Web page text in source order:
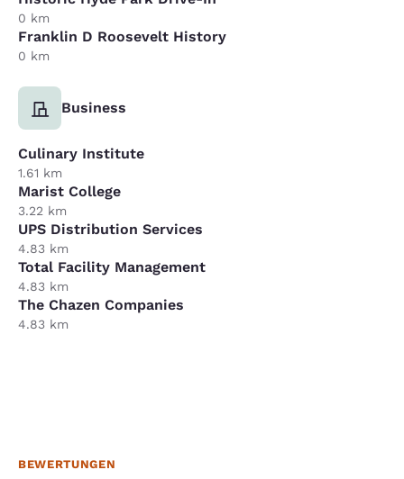
0 km
Franklin D Roosevelt History
0 km
Business
Culinary Institute
1.61 km
Marist College
3.22 km
UPS Distribution Services
4.83 km
Total Facility Management
4.83 km
The Chazen Companies
4.83 km
BEWERTUNGEN